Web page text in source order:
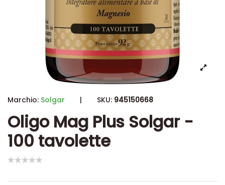
Marchio: Solgar | SKU: 945150668
Oligo Mag Plus Solgar -
100 tavolette